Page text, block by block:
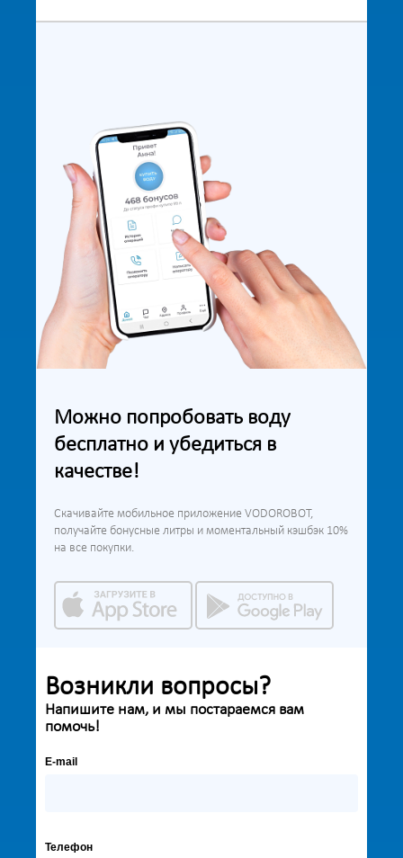
Можно попробовать воду
бесплатно и убедиться в
качестве!
Скачивайте мобильное приложение VODOROBOT,
получайте бонусные литры и моментальный кэшбэк 10%
на все покупки.
Возникли вопросы?
Напишите нам, и мы постараемся вам
помочь!
E-mail
Телефон